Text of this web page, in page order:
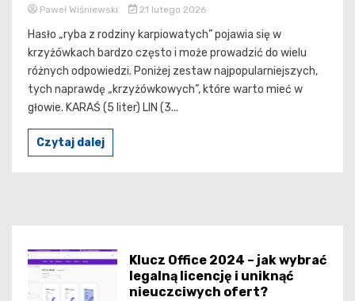
Paweł Wiśniewski 21 lutego 2026
Hasło „ryba z rodziny karpiowatych” pojawia się w
krzyżówkach bardzo często i może prowadzić do wielu
różnych odpowiedzi. Poniżej zestaw najpopularniejszych,
tych naprawdę „krzyżówkowych”, które warto mieć w
głowie. KARAŚ (5 liter) LIN (3...
Czytaj dalej
Klucz Office 2024 – jak wybrać
legalną licencję i uniknąć
nieuczciwych ofert?